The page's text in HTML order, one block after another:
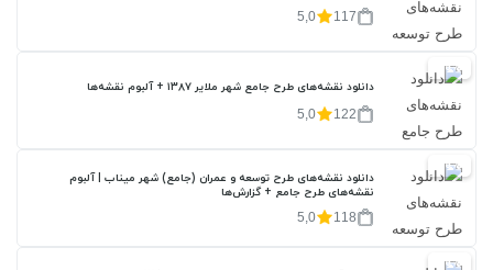
117
5,0
20%
دانلود نقشه‌های طرح جامع شهر ملایر ۱۳۸۷ + آلبوم نقشه‌ها
122
5,0
20%
دانلود نقشه‌های طرح توسعه و عمران (جامع) شهر میناب | آلبوم
نقشه‌های طرح جامع + گزارش‌ها
118
5,0
20%